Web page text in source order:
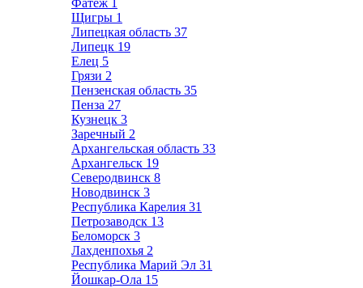
Фатеж 1
Щигры 1
Липецкая область 37
Липецк 19
Елец 5
Грязи 2
Пензенская область 35
Пенза 27
Кузнецк 3
Заречный 2
Архангельская область 33
Архангельск 19
Северодвинск 8
Новодвинск 3
Республика Карелия 31
Петрозаводск 13
Беломорск 3
Лахденпохья 2
Республика Марий Эл 31
Йошкар-Ола 15